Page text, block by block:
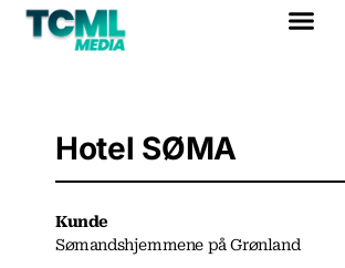
Hotel SØMA
Kunde
Sømandshjemmene på Grønland